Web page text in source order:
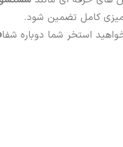
کامل تضمین شود.
استخر شما دوباره